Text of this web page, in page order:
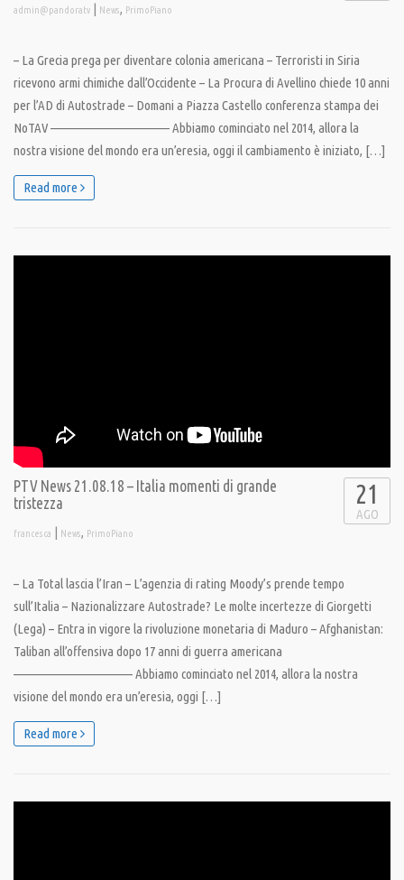
admin@pandoratv | News, PrimoPiano
– La Grecia prega per diventare colonia americana – Terroristi in Siria
ricevono armi chimiche dall’Occidente – La Procura di Avellino chiede 10 anni
per l’AD di Autostrade – Domani a Piazza Castello conferenza stampa dei
NoTAV ———————————— Abbiamo cominciato nel 2014, allora la
nostra visione del mondo era un’eresia, oggi il cambiamento è iniziato, […]
Read more
PTV News 21.08.18 – Italia momenti di grande
tristezza
francesca | News, PrimoPiano
21
AGO
– La Total lascia l’Iran – L’agenzia di rating Moody’s prende tempo
sull’Italia – Nazionalizzare Autostrade? Le molte incertezze di Giorgetti
(Lega) – Entra in vigore la rivoluzione monetaria di Maduro – Afghanistan:
Taliban all’offensiva dopo 17 anni di guerra americana
———————————— Abbiamo cominciato nel 2014, allora la nostra
visione del mondo era un’eresia, oggi […]
Read more